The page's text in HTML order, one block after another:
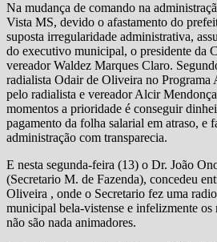
Na mudança de comando na
Vista MS, devido o afastamento do
suposta irregularidade administrativa,
do executivo municipal, o presidente da
vereador Waldez Marques Claro.
radialista Odair de Oliveira no Programa
pelo radialista e vereador Alcir
momentos a prioridade é conseguir
pagamento da folha salarial em atraso, e
administração com transparecia.
E nesta segunda-feira (13) o Dr. João
(Secretario M. de Fazenda), concedeu
Oliveira , onde o Secretario fez uma
municipal bela-vistense e infelizmente
não são nada animadores.